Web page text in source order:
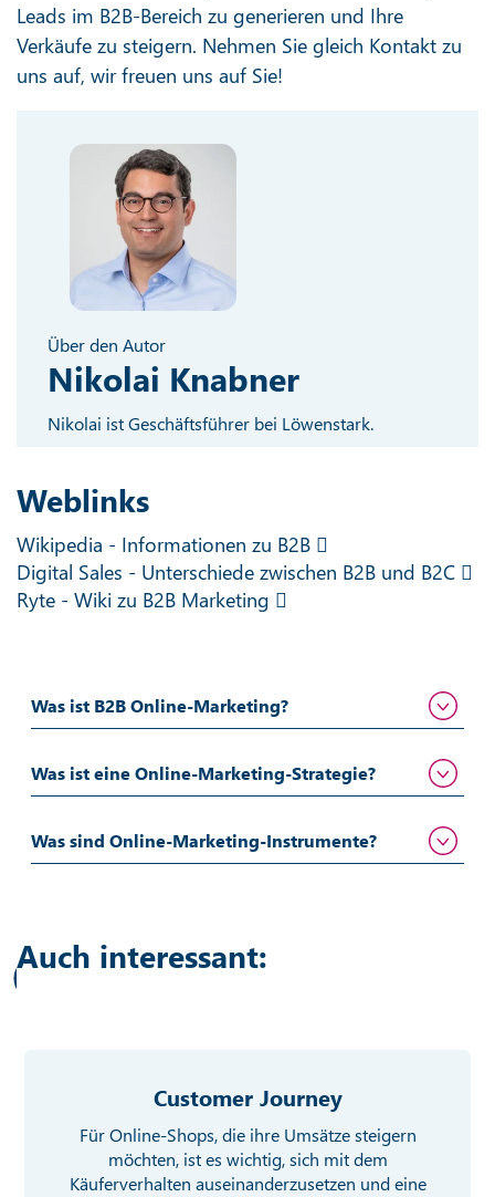
Leads im B2B-Bereich zu generieren und Ihre
Verkäufe zu steigern. Nehmen Sie gleich Kontakt zu
uns auf, wir freuen uns auf Sie!
Über den Autor
Nikolai Knabner
Nikolai ist Geschäftsführer bei Löwenstark.
Weblinks
Wikipedia - Informationen zu B2B
Digital Sales - Unterschiede zwischen B2B und B2C
Ryte - Wiki zu B2B Marketing
Was ist B2B Online-Marketing?
Was ist eine Online-Marketing-Strategie?
Was sind Online-Marketing-Instrumente?
Auch interessant:
Customer Journey
Für Online-Shops, die ihre Umsätze steigern
möchten, ist es wichtig, sich mit dem
Käuferverhalten auseinanderzusetzen und eine